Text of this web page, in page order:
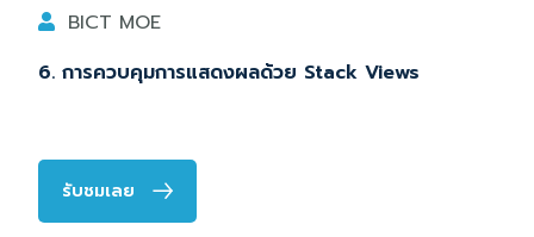
BICT MOE
6. การควบคุมการแสดงผลด้วย Stack Views
รับชมเลย